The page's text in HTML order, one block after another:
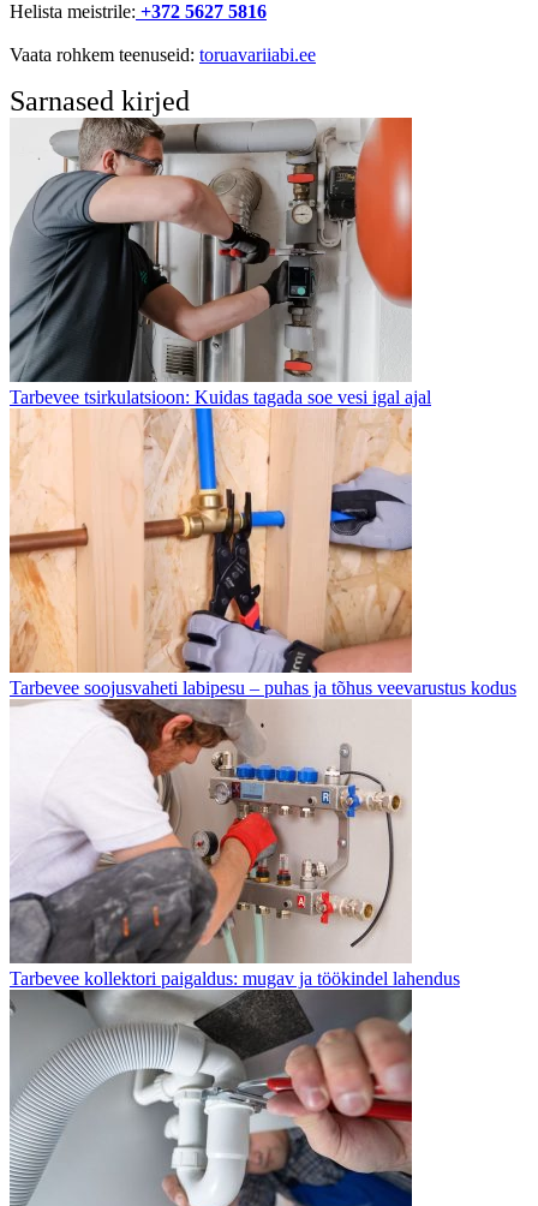
Helista meistrile: +372 5627 5816
Vaata rohkem teenuseid: toruavariiabi.ee
Sarnased kirjed
Tarbevee tsirkulatsioon: Kuidas tagada soe vesi igal ajal
Tarbevee soojusvaheti labipesu – puhas ja tõhus veevarustus kodus
Tarbevee kollektori paigaldus: mugav ja töökindel lahendus